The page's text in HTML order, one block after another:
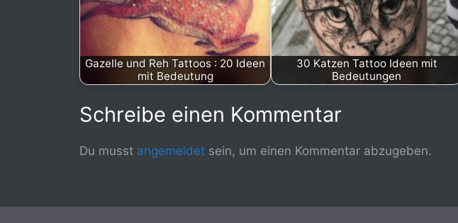
Gazelle und Reh Tattoos : 20 Ideen
mit Bedeutung
30 Katzen Tattoo Ideen mit
Bedeutungen
Schreibe einen Kommentar
Du musst angemeldet sein, um einen Kommentar abzugeben.